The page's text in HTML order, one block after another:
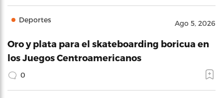
Deportes Ago 5, 2026
Oro y plata para el skateboarding boricua en
los Juegos Centroamericanos
0